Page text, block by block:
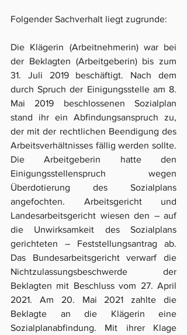
Folgender Sachverhalt liegt zugrunde:
Die Klägerin (Arbeitnehmerin) war bei
der Beklagten (Arbeitgeberin) bis zum
31. Juli 2019 beschäftigt. Nach dem
durch Spruch der Einigungsstelle am 8.
Mai 2019 beschlossenen Sozialplan
stand ihr ein Abfindungsanspruch zu,
der mit der rechtlichen Beendigung des
Arbeitsverhältnisses fällig werden sollte.
Die Arbeitgeberin hatte den
Einigungsstellenspruch wegen
Überdotierung des Sozialplans
angefochten. Arbeitsgericht und
Landesarbeitsgericht wiesen den – auf
die Unwirksamkeit des Sozialplans
gerichteten – Feststellungsantrag ab.
Das Bundesarbeitsgericht verwarf die
Nichtzulassungsbeschwerde der
Beklagten mit Beschluss vom 27. April
2021. Am 20. Mai 2021 zahlte die
Beklagte an die Klägerin eine
Sozialplanabfindung. Mit ihrer Klage